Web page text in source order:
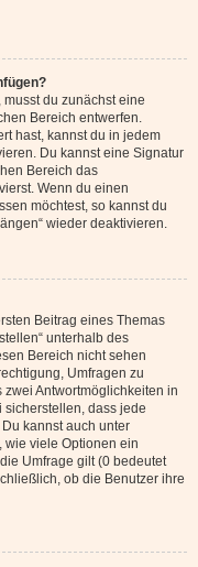
du zunächst eine
Bereich entwerfen.
hast, kannst du in jedem
Du kannst eine Signatur
Bereich das
Wenn du einen
möchtest, so kannst du
wieder deaktivieren.
Beitrag eines Themas
unterhalb des
Bereich nicht sehen
Umfragen zu
Antwortmöglichkeiten in
dass jede
kannst auch unter
wie viele Optionen ein
Umfrage gilt (0 bedeutet
ob die Benutzer ihre